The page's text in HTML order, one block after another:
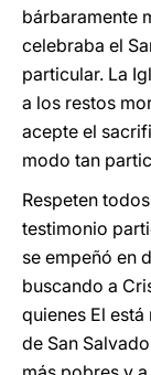
bárbaramente
celebraba el
particular. La
a los restos
acepte el
modo tan
Respeten
testimonio
se empeñó en
buscando a
quienes El
de San